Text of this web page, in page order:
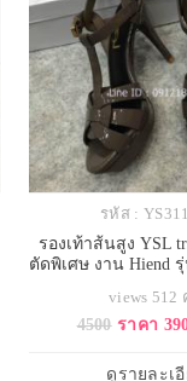
รหัส :
รองเท้าส้นสูง YSL
ตัดพิเศษ งาน Hiend
views 512
4500 ราคา
ดูรายละเ